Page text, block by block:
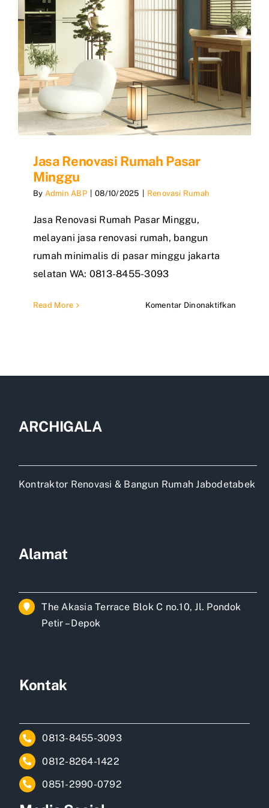
Jasa Renovasi Rumah Pasar
Minggu
By Admin ABP 08/10/2025 Renovasi Rumah
Jasa Renovasi Rumah Pasar Minggu,
melayani jasa renovasi rumah, bangun
rumah minimalis di pasar minggu jakarta
selatan WA: 0813-8455-3093
Read More Komentar Dinonaktifkan
Minggu
ARCHIGALA
Kontraktor Renovasi & Bangun Rumah Jabodetabek
Alamat
The Akasia Terrace Blok C no.10, Jl. Pondok
Petir – Depok
Kontak
0813-8455-3093
0812-8264-1422
0851-2990-0792